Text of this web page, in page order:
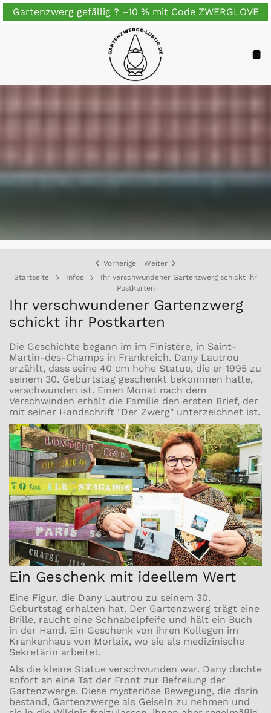
Zum
InhaltGartenzwerg gefällig ? –10 % mit Code ZWERGLOVE
Startseite Infos
Ihr verschwundener Gartenzwerg schickt ihr
Postkarten
Vorherige Weiter
Ihr verschwundener Gartenzwerg
schickt ihr Postkarten
Die Geschichte begann im im Finistère, in Saint-
Martin-des-Champs in Frankreich. Dany Lautrou
erzählt, dass seine 40 cm hohe Statue, die er 1995 zu
seinem 30. Geburtstag geschenkt bekommen hatte,
verschwunden ist. Einen Monat nach dem
Verschwinden erhält die Familie den ersten Brief, der
mit seiner Handschrift "Der Zwerg" unterzeichnet ist.
Ein Geschenk mit ideellem Wert
Eine Figur, die Dany Lautrou zu seinem 30.
Geburtstag erhalten hat. Der Gartenzwerg trägt eine
Brille, raucht eine Schnabelpfeife und hält ein Buch
in der Hand. Ein Geschenk von ihren Kollegen im
Krankenhaus von Morlaix, wo sie als medizinische
Sekretärin arbeitet.
Als die kleine Statue verschwunden war. Dany dachte
sofort an eine Tat der Front zur Befreiung der
Gartenzwerge. Diese mysteriöse Bewegung, die darin
bestand, Gartenzwerge als Geiseln zu nehmen und